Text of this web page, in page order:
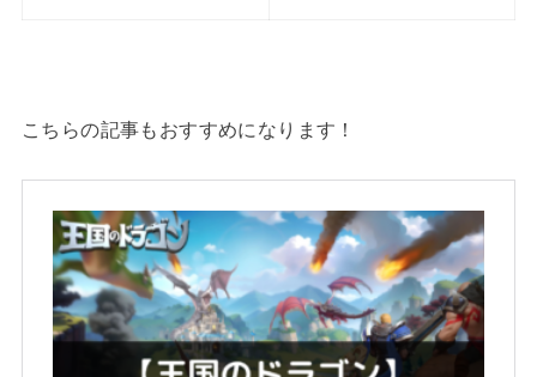
こちらの記事もおすすめになります！